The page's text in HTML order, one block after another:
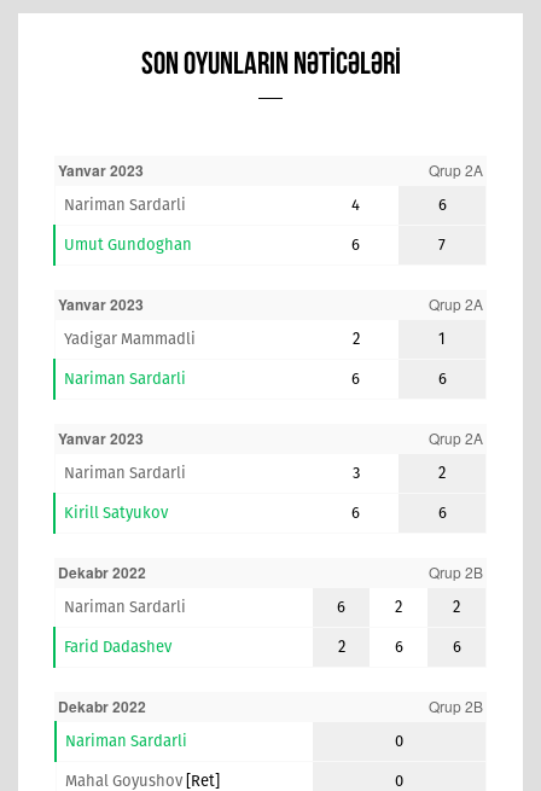
SON OYUNLARIN NƏTICƏLƏRI
Yanvar 2023 Qrup 2A
Nariman Sardarli 4 6
Umut Gundoghan 6 7
Yanvar 2023 Qrup 2A
Yadigar Mammadli 2 1
Nariman Sardarli 6 6
Yanvar 2023 Qrup 2A
Nariman Sardarli 3 2
Kirill Satyukov 6 6
Dekabr 2022 Qrup 2B
Nariman Sardarli 6 2 2
Farid Dadashev 2 6 6
Dekabr 2022 Qrup 2B
Nariman Sardarli 0
Mahal Goyushov [ret] 0